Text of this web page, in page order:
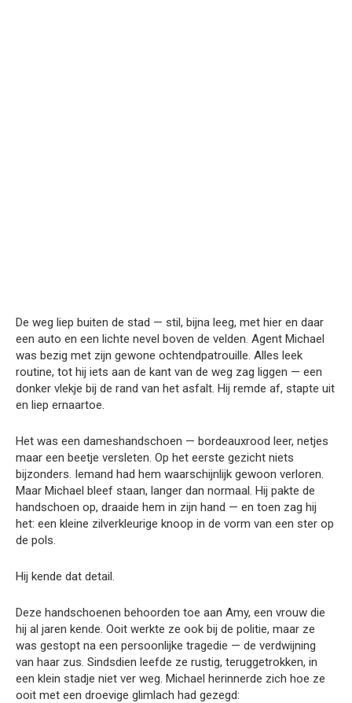
De weg liep buiten de stad — stil, bijna leeg, met hier en daar
een auto en een lichte nevel boven de velden. Agent Michael
was bezig met zijn gewone ochtendpatrouille. Alles leek
routine, tot hij iets aan de kant van de weg zag liggen — een
donker vlekje bij de rand van het asfalt. Hij remde af, stapte uit
en liep ernaartoe.
Het was een dameshandschoen — bordeauxrood leer, netjes
maar een beetje versleten. Op het eerste gezicht niets
bijzonders. Iemand had hem waarschijnlijk gewoon verloren.
Maar Michael bleef staan, langer dan normaal. Hij pakte de
handschoen op, draaide hem in zijn hand — en toen zag hij
het: een kleine zilverkleurige knoop in de vorm van een ster op
de pols.
Hij kende dat detail.
Deze handschoenen behoorden toe aan Amy, een vrouw die
hij al jaren kende. Ooit werkte ze ook bij de politie, maar ze
was gestopt na een persoonlijke tragedie — de verdwijning
van haar zus. Sindsdien leefde ze rustig, teruggetrokken, in
een klein stadje niet ver weg. Michael herinnerde zich hoe ze
ooit met een droevige glimlach had gezegd: